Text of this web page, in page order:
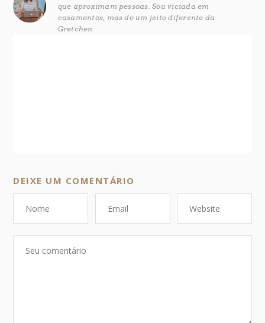
que aproximam pessoas. Sou viciada em
casamentos, mas de um jeito diferente da
Gretchen.
DEIXE UM COMENTÁRIO